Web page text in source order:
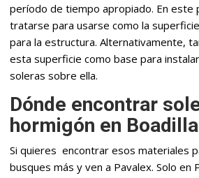
período de tiempo apropiado. En este
tratarse para usarse como la
para la estructura. Alternativamente,
esta superficie como base para
soleras sobre ella.
Dónde encontrar
hormigón en
Si quieres encontrar esos materiales
busques más y ven a Pavalex. Solo en